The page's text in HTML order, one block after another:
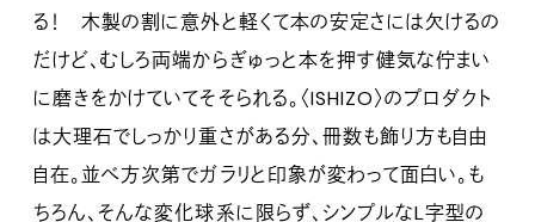
る！ 木製の割に意外と軽くて本の安定さには欠けるの
だけど、むしろ両端からぎゅっと本を押す健気な佇まい
に磨きをかけていてそそられる。〈ISHIZO〉のプロダクト
は大理石でしっかり重さがある分、冊数も飾り方も自由
自在。並べ方次第でガラリと印象が変わって面白い。も
ちろん、そんな変化球系に限らず、シンプルなL字型の